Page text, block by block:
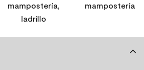
mampostería,
ladrillo
mampostería